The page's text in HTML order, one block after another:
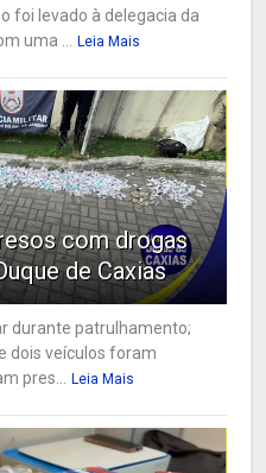
foi levado à delegacia da
uma ...
Leia Mais
com drogas
de Caxias
durante patrulhamento;
dois veículos foram
pres...
Leia Mais